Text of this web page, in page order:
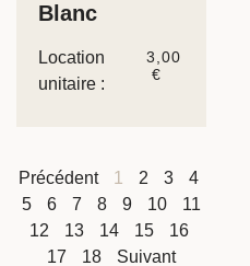
Blanc
Location
unitaire :
3,00
€
Précédent 1 2 3
4
5
6 7 8 9 10
11
12
13 14 15
16
17
18 Suivant